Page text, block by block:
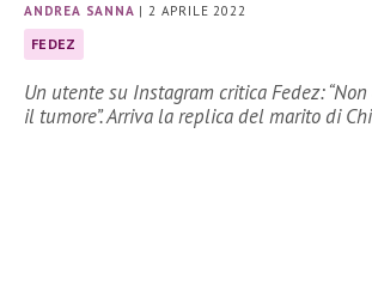
ANDREA SANNA |2 APRILE 2022
FEDEZ
Un utente su Instagram critica Fedez:
il tumore”. Arriva la replica del marito di